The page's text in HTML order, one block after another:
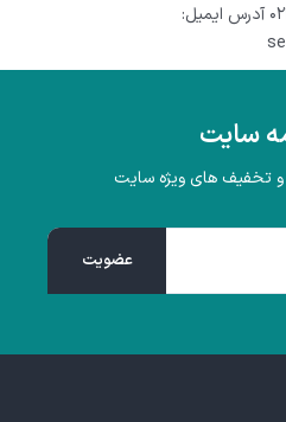
آدرس ایمیل:
سایت
و تخفیف های ویژه سایت